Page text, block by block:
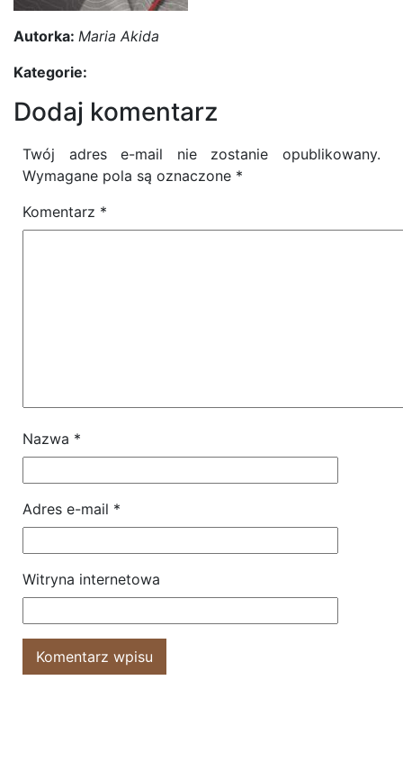
Autorka: Maria Akida
Kategorie:
Dodaj komentarz
Twój adres e-mail nie zostanie opublikowany.
Wymagane pola są oznaczone *
Komentarz *
Nazwa *
Adres e-mail *
Witryna internetowa